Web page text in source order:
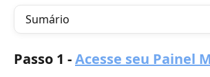
Sumário
Passo 1 - Acesse seu Painel